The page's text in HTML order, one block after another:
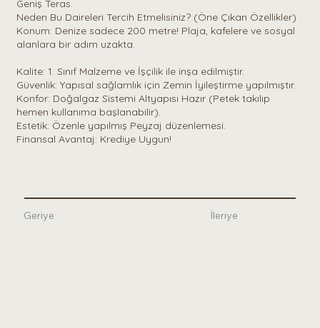
Geniş Teras.
Neden Bu Daireleri Tercih Etmelisiniz? (Öne Çıkan Özellikler)
Konum: Denize sadece 200 metre! Plaja, kafelere ve sosyal
alanlara bir adım uzakta.
Kalite: 1. Sınıf Malzeme ve İşçilik ile inşa edilmiştir.
Güvenlik: Yapısal sağlamlık için Zemin İyileştirme yapılmıştır.
Konfor: Doğalgaz Sistemi Altyapısı Hazır (Petek takılıp
hemen kullanıma başlanabilir).
Estetik: Özenle yapılmış Peyzaj düzenlemesi.
Finansal Avantaj: Krediye Uygun!
Geriye İleriye